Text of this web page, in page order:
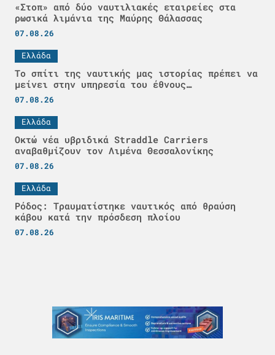
«Στοπ» από δύο ναυτιλιακές εταιρείες στα
ρωσικά λιμάνια της Μαύρης Θάλασσας
07.08.26
Ελλάδα
Το σπίτι της ναυτικής μας ιστορίας πρέπει να
μείνει στην υπηρεσία του έθνους…
07.08.26
Ελλάδα
Οκτώ νέα υβριδικά Straddle Carriers
αναβαθμίζουν τον Λιμένα Θεσσαλονίκης
07.08.26
Ελλάδα
Ρόδος: Τραυματίστηκε ναυτικός από θραύση
κάβου κατά την πρόσδεση πλοίου
07.08.26